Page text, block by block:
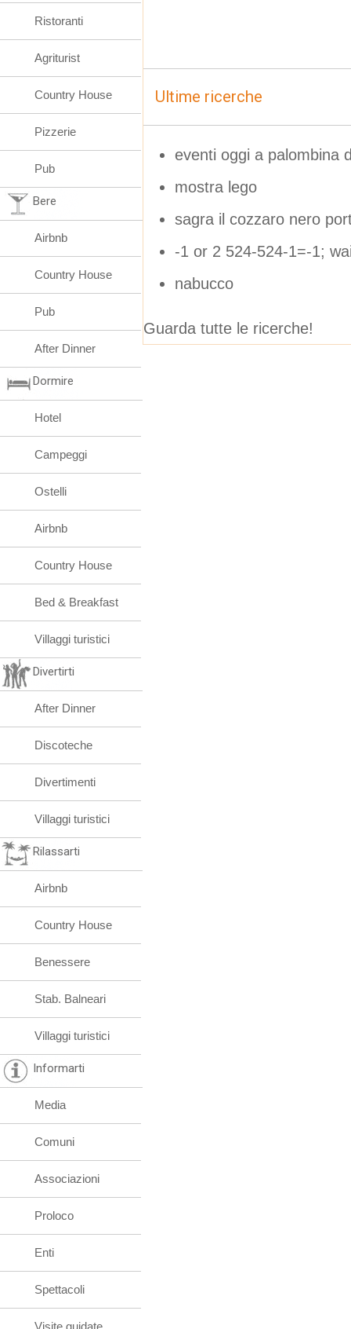
Ultime ricerche
eventi oggi a palombina
mostra lego
sagra il cozzaro nero
-1 or 2 524-524-1=-1;
nabucco
Guarda tutte le ricerche!
Ristoranti
Agriturist
Country House
Pizzerie
Pub
Bere
Airbnb
Country House
Pub
After Dinner
Dormire
Hotel
Campeggi
Ostelli
Airbnb
Country House
Bed & Breakfast
Villaggi turistici
Divertirti
After Dinner
Discoteche
Divertimenti
Villaggi turistici
Rilassarti
Airbnb
Country House
Benessere
Stab. Balneari
Villaggi turistici
Informarti
Media
Comuni
Associazioni
Proloco
Enti
Spettacoli
Visite guidate